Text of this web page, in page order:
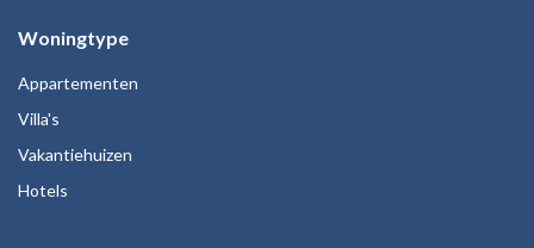
Woningtype
Appartementen
Villa's
Vakantiehuizen
Hotels